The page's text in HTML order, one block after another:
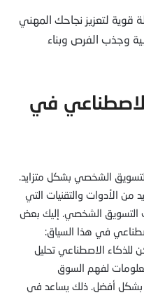
قوية لتعزيز نجاحك المهني
وجذب الفرص وبناء
في
الشخصي بشكل متزايد.
من الأدوات والتقنيات التي
التسويق الشخصي. إليك بعض
في هذا السياق:
للذكاء الاصطناعي تحليل
لفهم السوق
بشكل أفضل. ذلك يساعد في